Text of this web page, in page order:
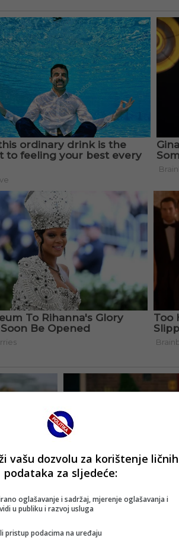
vašu dozvolu za korištenje ličnih
podataka za sljedeće:
oglašavanje i sadržaj, mjerenje oglašavanja i
u publiku i razvoj usluga
pristup podacima na uređaju